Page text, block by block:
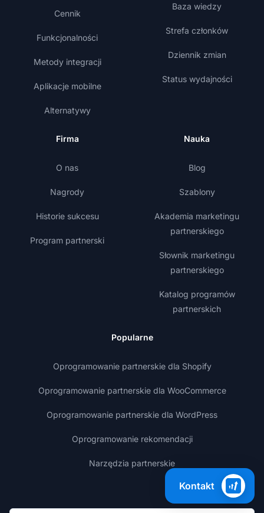
Cennik
Funkcjonalności
Metody integracji
Aplikacje mobilne
Alternatywy
Baza wiedzy
Strefa członków
Dziennik zmian
Status wydajności
Firma
O nas
Nagrody
Historie sukcesu
Program partnerski
Nauka
Blog
Szablony
Akademia marketingu
partnerskiego
Słownik marketingu
partnerskiego
Katalog programów
partnerskich
Popularne
Oprogramowanie partnerskie dla Shopify
Oprogramowanie partnerskie dla WooCommerce
Oprogramowanie partnerskie dla WordPress
Oprogramowanie rekomendacji
Narzędzia partnerskie
Kontakt